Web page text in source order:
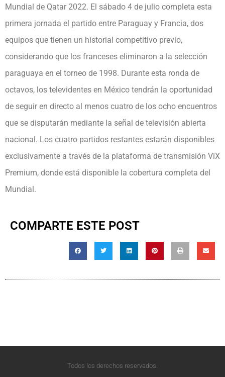
Mundial de Qatar 2022. El sábado 4 de julio completa esta
primera jornada el partido entre Paraguay y Francia, dos
equipos que tienen un historial competitivo previo,
considerando que los franceses eliminaron a la selección
paraguaya en el torneo de 1998. Durante esta ronda de
octavos, los televidentes en México tendrán la oportunidad
de seguir en directo al menos cuatro de los ocho encuentros
que se disputarán mediante la señal de televisión abierta
nacional. Los cuatro partidos restantes estarán disponibles
exclusivamente a través de la plataforma de transmisión ViX
Premium, donde está disponible la cobertura completa del
Mundial.
COMPARTE ESTE POST
Todos los derechos reservados.